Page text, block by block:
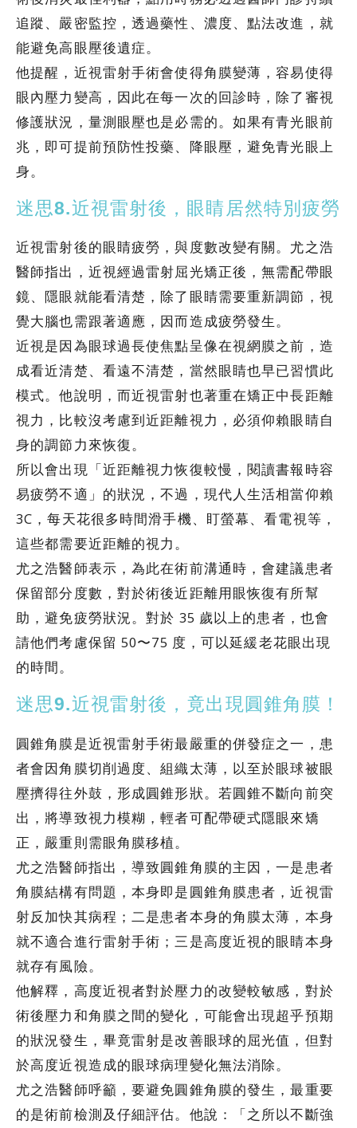
追蹤、嚴密監控，透過藥性、濃度、點法改進，就
能避免高眼壓後遺症。
他提醒，近視雷射手術會使得角膜變薄，容易使得
眼內壓力變高，因此在每一次的回診時，除了審視
修護狀況，量測眼壓也是必需的。如果有青光眼前
兆，即可提前預防性投藥、降眼壓，避免青光眼上
身。
迷思8.近視雷射後，眼睛居然特別疲勞
近視雷射後的眼睛疲勞，與度數改變有關。尤之浩
醫師指出，近視經過雷射屈光矯正後，無需配帶眼
鏡、隱眼就能看清楚，除了眼睛需要重新調節，視
覺大腦也需跟著適應，因而造成疲勞發生。
近視是因為眼球過長使焦點呈像在視網膜之前，造
成看近清楚、看遠不清楚，當然眼睛也早已習慣此
模式。他說明，而近視雷射也著重在矯正中長距離
視力，比較沒考慮到近距離視力，必須仰賴眼睛自
身的調節力來恢復。
所以會出現「近距離視力恢復較慢，閱讀書報時容
易疲勞不適」的狀況，不過，現代人生活相當仰賴
3C，每天花很多時間滑手機、盯螢幕、看電視等，
這些都需要近距離的視力。
尤之浩醫師表示，為此在術前溝通時，會建議患者
保留部分度數，對於術後近距離用眼恢復有所幫
助，避免疲勞狀況。對於 35 歲以上的患者，也會
請他們考慮保留 50〜75 度，可以延緩老花眼出現
的時間。
迷思9.近視雷射後，竟出現圓錐角膜！
圓錐角膜是近視雷射手術最嚴重的併發症之一，患
者會因角膜切削過度、組織太薄，以至於眼球被眼
壓擠得往外鼓，形成圓錐形狀。若圓錐不斷向前突
出，將導致視力模糊，輕者可配帶硬式隱眼來矯
正，嚴重則需眼角膜移植。
尤之浩醫師指出，導致圓錐角膜的主因，一是患者
角膜結構有問題，本身即是圓錐角膜患者，近視雷
射反加快其病程；二是患者本身的角膜太薄，本身
就不適合進行雷射手術；三是高度近視的眼睛本身
就存有風險。
他解釋，高度近視者對於壓力的改變較敏感，對於
術後壓力和角膜之間的變化，可能會出現超乎預期
的狀況發生，畢竟雷射是改善眼球的屈光值，但對
於高度近視造成的眼球病理變化無法消除。
尤之浩醫師呼籲，要避免圓錐角膜的發生，最重要
的是術前檢測及仔細評估。他說：「之所以不斷強